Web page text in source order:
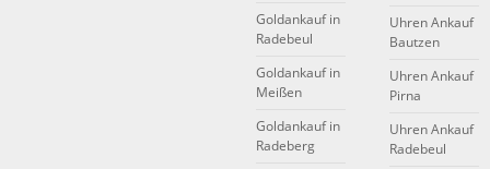
Goldankauf in
Radebeul
Goldankauf in
Meißen
Goldankauf in
Radeberg
Uhren Ankauf
Bautzen
Uhren Ankauf
Pirna
Uhren Ankauf
Radebeul